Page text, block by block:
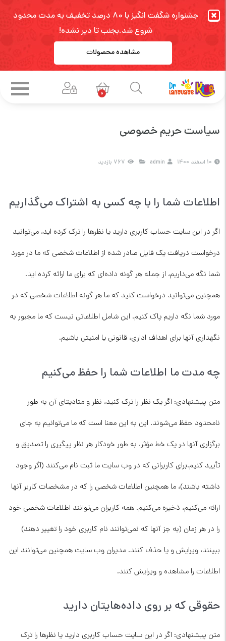
جشنواره شگفت انگیز با 80 درصد تخفیف به مدت محدود
شروع شد.بجنب تا دیر نشده!
مشاهده محصولات
0
سیاست حریم خصوصی
10 اسفند 1400 admin 767 بازدید
اطلاعات شما را با چه کسی به اشتراک می‌گذاریم
اگر در این سایت حساب کاربری دارید یا نظرها را ترک کرده اید، می‌توانید
درخواست دریافت یک فایل صادر شده از اطلاعات شخصی که ما در مورد
شما نگه می‌داریم، از جمله هر گونه داده‌ای که برای ما ارائه کرده اید.
همچنین می‌توانید درخواست کنید که ما هر گونه اطلاعات شخصی که در
مورد شما نگه داریم پاک کنیم. این شامل اطلاعاتی نیست که ما مجبور به
نگهداری آنها برای اهداف اداری، قانونی یا امنیتی باشیم.
چه مدت ما اطلاعات شما را حفظ می‌کنیم
متن پیشنهادی: اگر یک نظر را ترک کنید، نظر و متادیتای آن به طور
نامحدود حفظ می‌شوند. این به این معنا است که ما می‌توانیم به جای
برگزاری آنها در یک خط مؤثر، به طور خودکار هر نظر پیگیری را تصدیق و
تأیید کنیم.برای کاربرانی که در وب سایت ما ثبت نام می‌کنند (اگر وجود
داشته باشند)، ما همچنین اطلاعات شخصی را که در مشخصات کاربر آنها
ارائه می‌کنیم، ذخیره می‌کنیم. همه کاربران می‌توانند اطلاعات شخصی خود
را در هر زمان (به جز آنها که نمی‌توانند نام کاربری خود را تغییر دهند)
ببینند، ویرایش و یا حذف کنند. مدیران وب سایت همچنین می‌توانند این
اطلاعات را مشاهده و ویرایش کنند.
حقوقی که بر روی داده‌هایتان دارید
متن پیشنهادی: اگر در این سایت حساب کاربری دارید یا نظرها را ترک